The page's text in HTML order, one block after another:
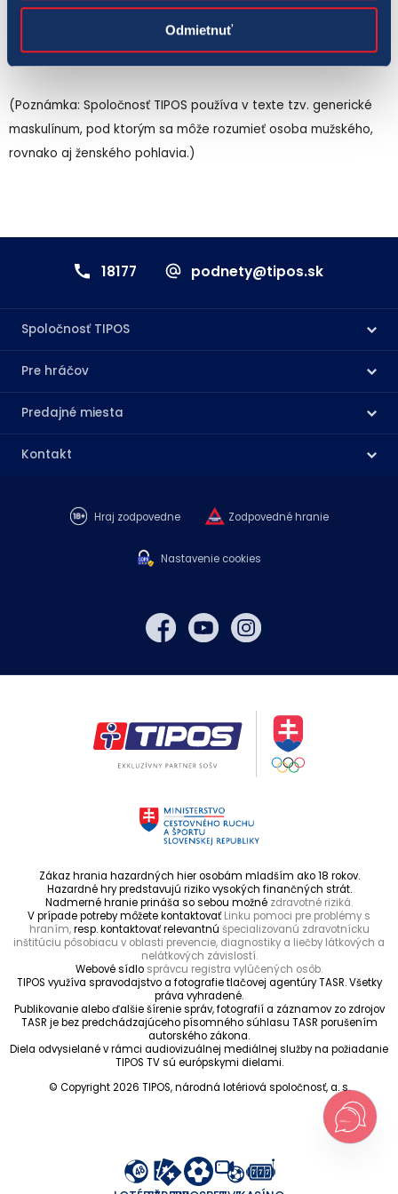
Odmietnuť
ktoré sú vyplácané výhercovi v pravidelných mesačných
splátkach po 2 000 eur počas jedného roka. Cena za jeden tip
na jedno žrebovanie v lotérii EXTRA VÝPLATA je 1,50 eura.
(Poznámka: Spoločnosť TIPOS používa v texte tzv. generické
maskulínum, pod ktorým sa môže rozumieť osoba mužského,
rovnako aj ženského pohlavia.)
18177 podnety@tipos.sk
Spoločnosť TIPOS
Pre hráčov
Predajné miesta
Kontakt
Hraj zodpovedne Zodpovedné hranie
Nastavenie cookies
Zákaz hrania hazardných hier osobám mladším ako 18 rokov.
Hazardné hry predstavujú riziko vysokých finančných strát.
Nadmerné hranie prináša so sebou možné zdravotné riziká.
V prípade potreby môžete kontaktovaťLinku pomoci pre problémy s
hraním,resp. kontaktovať relevantnú špecializovanú zdravotnícku
inštitúciu pôsobiacu v oblasti prevencie, diagnostiky a liečby látkových a
nelátkových závislostí.
Webové sídlo správcu registra vylúčených osôb.
TIPOS využíva spravodajstvo a fotografie tlačovej agentúry TASR. Všetky
práva vyhradené.
Publikovanie alebo ďalšie šírenie správ, fotografií a záznamov zo zdrojov
TASR je bez predchádzajúceho písomného súhlasu TASR porušením
autorského zákona.
Diela odvysielané v rámci audiovizuálnej mediálnej služby na požiadanie
TIPOS TV sú európskymi dielami.
© Copyright 2026 TIPOS, národná lotériová spoločnosť, a. s.